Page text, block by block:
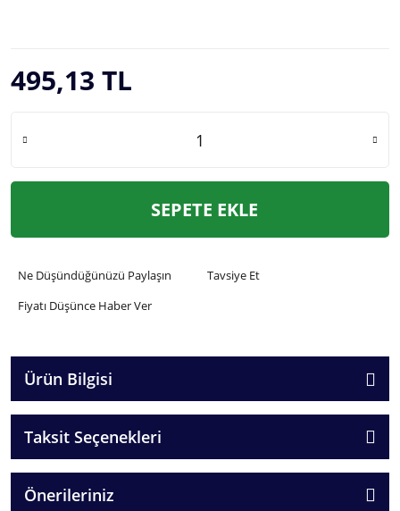
495,13 TL
SEPETE EKLE
Ne Düşündüğünüzü Paylaşın
Tavsiye Et
Fiyatı Düşünce Haber Ver
Ürün Bilgisi
Taksit Seçenekleri
Önerileriniz